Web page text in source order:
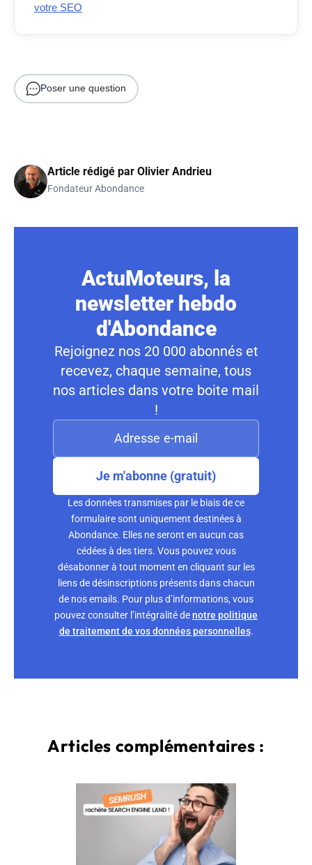
votre SEO
Poser une question
Article rédigé par Olivier Andrieu
Fondateur Abondance
ActuMoteurs, la
newsletter hebdo
d'Abondance
Rejoignez nos 20 000 abonnés et
recevez, chaque semaine, tous
nos articles dans votre boite mail
!
Je m'abonne (gratuit)
Les données transmises par le biais de ce
formulaire sont uniquement destinées à
Abondance. Elles ne seront en aucun cas
cédées à des tiers. Vous pouvez vous
désabonner à tout moment en cliquant sur les
liens de désinscriptions présents dans chacun
de nos emails. Pour plus d’informations, vous
pouvez consulter l’intégralité denotre politique
de traitement de vos données personnelles.
Articles complémentaires :